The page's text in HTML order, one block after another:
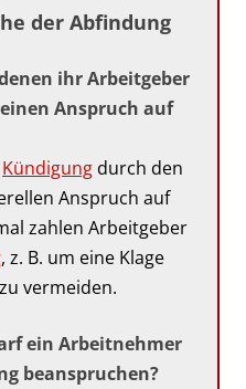
der Abfindung
ihr Arbeitgeber
Anspruch auf
Kündigung durch den
Anspruch auf
zahlen Arbeitgeber
, z. B. um eine Klage
vermeiden.
ein Arbeitnehmer
beanspruchen?